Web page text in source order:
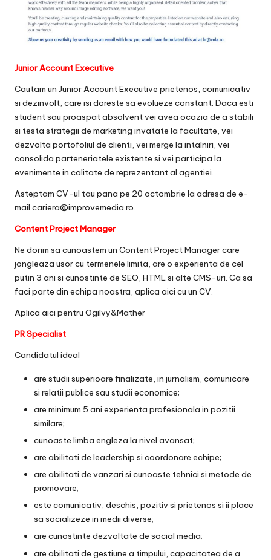
Junior Account Executive
Cautam un Junior Account Executive prietenos, comunicativ
si dezinvolt, care isi doreste sa evolueze constant. Daca esti
student sau proaspat absolvent vei avea ocazia de a stabili
si testa strategii de marketing invatate la facultate, vei
dezvolta portofoliul de clienti, vei merge la intalniri, vei
consolida parteneriatele existente si vei participa la
evenimente in calitate de reprezentant al agentiei.
Asteptam CV-ul tau pana pe 20 octombrie la adresa de e-
mail cariera@improvemedia.ro.
Content Project Manager
Ne dorim sa cunoastem un Content Project Manager care
jongleaza usor cu termenele limita, are o experienta de cel
putin 3 ani si cunostinte de SEO, HTML si alte CMS-uri. Ca sa
faci parte din echipa noastra, aplica aici cu un CV.
Aplica aici pentru Ogilvy&Mather
PR Specialist
Candidatul ideal
are studii superioare finalizate, in jurnalism, comunicare
si relatii publice sau studii economice;
are minimum 5 ani experienta profesionala in pozitii
similare;
cunoaste limba engleza la nivel avansat;
are abilitati de leadership si coordonare echipe;
are abilitati de vanzari si cunoaste tehnici si metode de
promovare;
este comunicativ, deschis, pozitiv si prietenos si ii place
sa socializeze in medii diverse;
are cunostinte dezvoltate de social media;
are abilitati de gestiune a timpului, capacitatea de a